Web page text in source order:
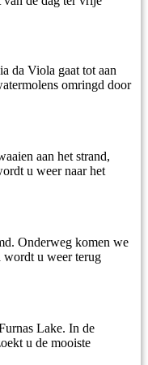
da Viola gaat tot aan
omringd door
aan het strand,
u weer naar het
Onderweg komen we
wordt u weer terug
Lake. In de
u de mooiste